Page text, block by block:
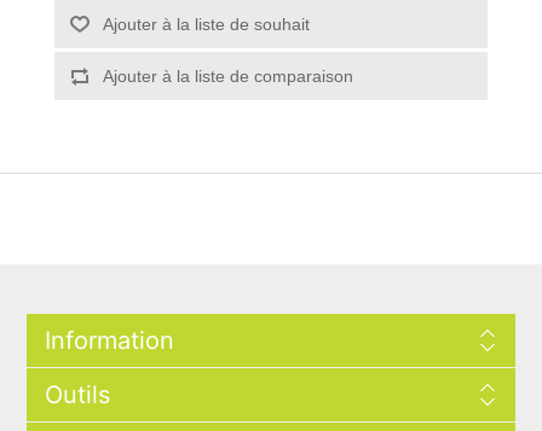
Ajouter à la liste de souhait
Ajouter à la liste de comparaison
Information
Outils